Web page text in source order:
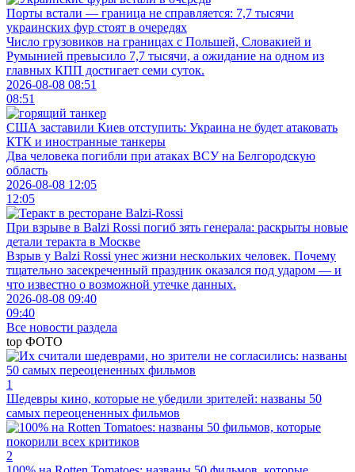
Порты встали — граница не справляется: 7,7 тысячи
украинских фур стоят в очередях
Число грузовиков на границах с Польшей, Словакией и
Румынией превысило 7,7 тысячи, а ожидание на одном из
главных КПП достигает семи суток.
2026-08-08 08:51
08:51
США заставили Киев отступить: Украина не будет атаковать
КТК и иностранные танкеры
Два человека погибли при атаках ВСУ на Белгородскую
область
2026-08-08 12:05
12:05
При взрыве в Balzi Rossi погиб зять генерала: раскрыты новые
детали теракта в Москве
Взрыв у Balzi Rossi унес жизни нескольких человек. Почему
тщательно засекреченный праздник оказался под ударом — и
что известно о возможной утечке данных.
2026-08-08 09:40
09:40
Все новости раздела
top ФОТО
1
Шедевры кино, которые не убедили зрителей: названы 50
самых переоцененных фильмов
2